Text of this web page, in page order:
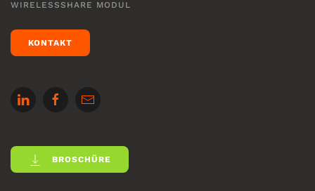
WIRELESSSHARE MODUL
KONTAKT
BROSCHÜRE